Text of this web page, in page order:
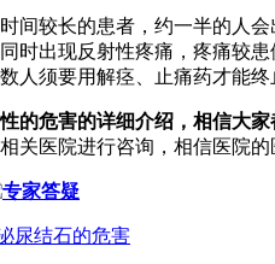
间较长的患者，约一半的人
时出现反射性疼痛，疼痛较
人须要用解痉、止痛药才能终
的危害的详细介绍，相信大家
关医院进行咨询，相信医院
尿结石的危害